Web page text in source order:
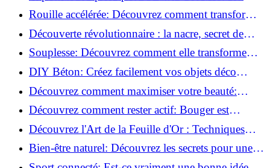
meilleures méthodes!
Rouille accélérée: Découvrez comment transformer
la corrosion en déco tendance!
Découverte révolutionnaire : la nacre, secret de
régénération inouï !
Souplesse: Découvrez comment elle transforme
votre performance sportive!
DIY Béton: Créez facilement vos objets déco
tendance!
Découvrez comment maximiser votre beauté:
Astuces et secrets révélés!
Découvrez comment rester actif: Bouger est
toujours possible!
Découvrez l'Art de la Feuille d'Or : Techniques
Incontournables pour Réussir!
Bien-être naturel: Découvrez les secrets pour une
vie saine!